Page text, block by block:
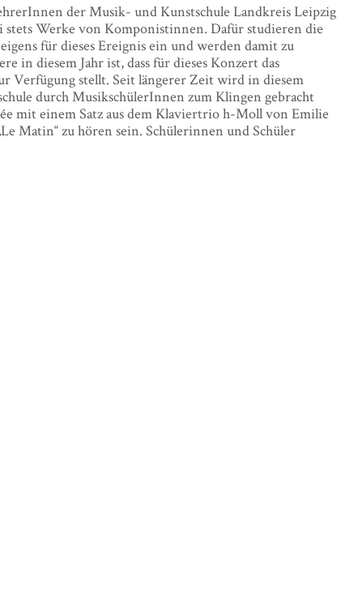
der Musik- und Kunstschule Landkreis Leipzig
Werke von Komponistinnen. Dafür studieren die
für dieses Ereignis ein und werden damit zu
in diesem Jahr ist, dass für dieses Konzert das
Verfügung stellt. Seit längerer Zeit wird in diesem
durch MusikschülerInnen zum Klingen gebracht
mit einem Satz aus dem Klaviertrio h-Moll von Emilie
Matin“ zu hören sein. Schülerinnen und Schüler